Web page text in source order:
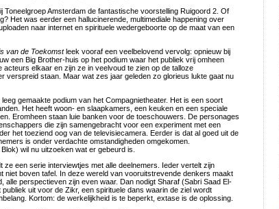
Toneelgroep Amsterdam de fantastische voorstelling Ruigoord 2. Of
Het was eerder een hallucinerende, multimediale happening over
naar internet en spirituele wedergeboorte op de maat van een
van de Toekomstleek vooraf een veelbelovend vervolg: opnieuw bij
een Big Brother-huis op het podium waar het publiek vrij omheen
acteurs elkaar en zijn ze in veelvoud te zien op de talloze
verspreid staan. Maar wat zes jaar geleden zo glorieus lukte gaat nu
gemaakte podium van het Compagnietheater. Het is een soort
Het heeft woon- en slaapkamers, een keuken en een speciale
Eromheen staan luie banken voor de toeschouwers. De personages
die zijn samengebracht voor een experiment met een
het toeziend oog van de televisiecamera. Eerder is dat al goed uit de
is onder verdachte omstandigheden omgekomen.
wil nu uitzoeken wat er gebeurd is.
ze een serie interviewtjes met alle deelnemers. Ieder vertelt zijn
niet boven tafel. In deze wereld van vooruitstrevende denkers maakt
alle perspectieven zijn even waar. Dan nodigt Sharaf (Sabri Saad El-
uit voor de Zikr, een spirituele dans waarin de ziel wordt
Kortom: de werkelijkheid is te beperkt, extase is de oplossing.